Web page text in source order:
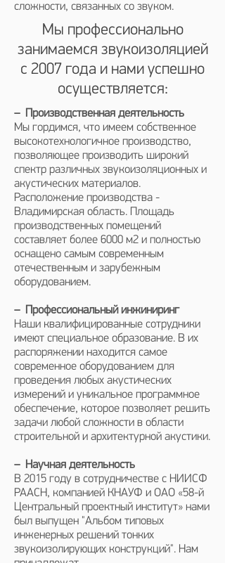
сложности, связанных со звуком.
Мы профессионально
занимаемся звукоизоляцией
с 2007 года и нами успешно
осуществляется:
– Производственная деятельность
Мы гордимся, что имеем собственное
высокотехнологичное производство,
позволяющее производить широкий
спектр различных звукоизоляционных и
акустических материалов.
Расположение производства -
Владимирская область. Площадь
производственных помещений
составляет более 6000 м2 и полностью
оснащено самым современным
отечественным и зарубежным
оборудованием.
– Профессиональный инжиниринг
Наши квалифицированные сотрудники
имеют специальное образование. В их
распоряжении находится самое
современное оборудованием для
проведения любых акустических
измерений и уникальное программное
обеспечение, которое позволяет решить
задачи любой сложности в области
строительной и архитектурной акустики.
– Научная деятельность
В 2015 году в сотрудничестве с НИИСФ
РААСН, компанией КНАУФ и ОАО «58-й
Центральный проектный институт» нами
был выпущен "Альбом типовых
инженерных решений тонких
звукоизолирующих конструкций". Нам